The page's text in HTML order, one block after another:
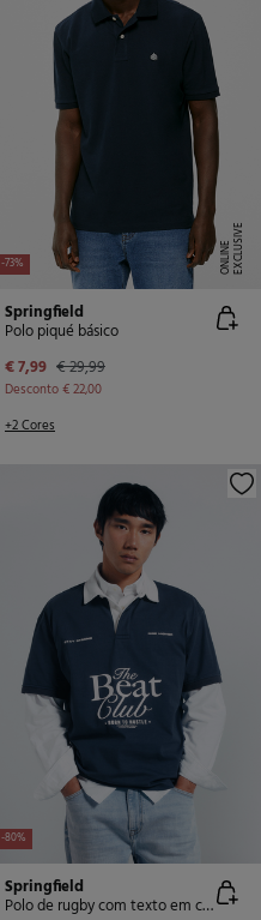
-73% E
X
C
L
U
SI
V
E
O
N
LI
N
E
Springfield
Polo piqué básico
€ 7,99 € 29,99
Desconto€ 22,00
+2 Cores
-80%
Springfield
Polo de rugby com texto em corte quadrado